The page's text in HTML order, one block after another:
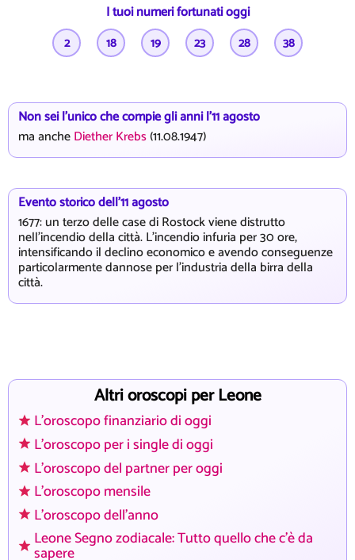
I tuoi numeri fortunati oggi
2 18 19 23 28 38
Non sei l'unico che compie gli anni l'11 agosto
ma ancheDiether Krebs(11.08.1947)
Evento storico dell'11 agosto
1677: un terzo delle case di Rostock viene distrutto
nell'incendio della città. L'incendio infuria per 30 ore,
intensificando il declino economico e avendo conseguenze
particolarmente dannose per l'industria della birra della
città.
Altri oroscopi per Leone
L'oroscopo finanziario di oggi
L'oroscopo per i single di oggi
L'oroscopo del partner per oggi
L'oroscopo mensile
L'oroscopo dell'anno
Leone Segno zodiacale: Tutto quello che c'è da
sapere